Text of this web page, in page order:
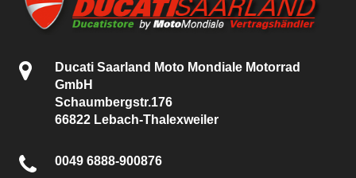
Ducati Saarland Moto Mondiale Motorrad
GmbH
Schaumbergstr.176
66822 Lebach-Thalexweiler
0049 6888-900876